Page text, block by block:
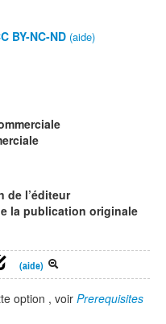
BY-NC-ND (aide)
de l’éditeur
la publication originale
(aide)
option , voir Prerequisites